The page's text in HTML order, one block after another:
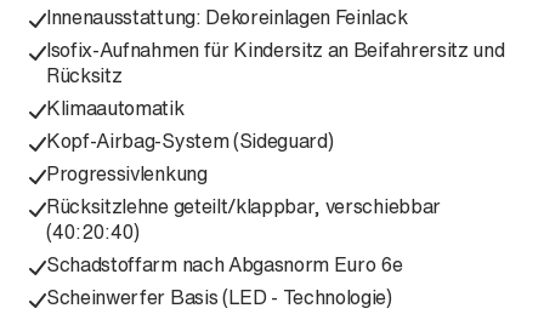
Innenausstattung: Dekoreinlagen Feinlack
Isofix-Aufnahmen für Kindersitz an Beifahrersitz und
Rücksitz
Klimaautomatik
Kopf-Airbag-System (Sideguard)
Progressivlenkung
Rücksitzlehne geteilt/klappbar, verschiebbar
(40:20:40)
Schadstoffarm nach Abgasnorm Euro 6e
Scheinwerfer Basis (LED - Technologie)